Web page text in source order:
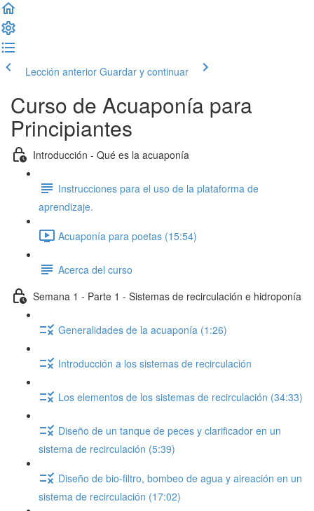
Lección anterior Guardar y continuar
Curso de Acuaponía para
Principiantes
Introducción - Qué es la acuaponía
Instrucciones para el uso de la plataforma de
aprendizaje.
Acuaponía para poetas (15:54)
Acerca del curso
Semana 1 - Parte 1 - Sistemas de recirculación e hidroponía
Generalidades de la acuaponía (1:26)
Introducción a los sistemas de recirculación
Los elementos de los sistemas de recirculación (34:33)
Diseño de un tanque de peces y clarificador en un
sistema de recirculación (5:39)
Diseño de bio-filtro, bombeo de agua y aireación en un
sistema de recirculación (17:02)